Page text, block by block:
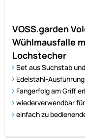
VOSS.garden
Wühlmausfalle
Lochstecher
Set aus Suchstab
Edelstahl-
Fangerfolg am Griff
wiederverwendbar
einfach zu